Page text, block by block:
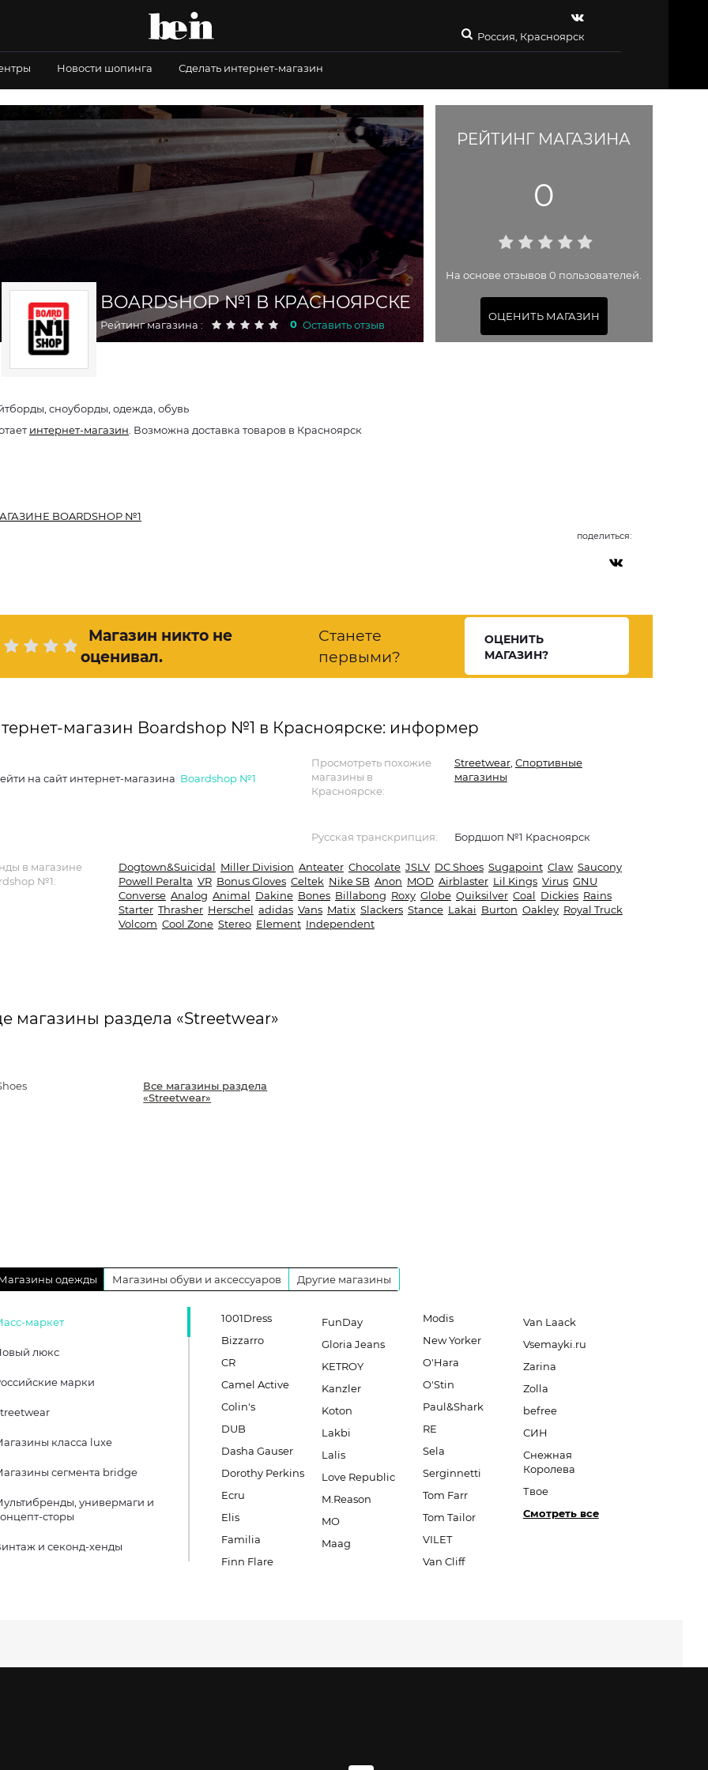
Россия, Красноярск
Новости шопинга Сделать интернет-магазин
BOARDSHOP №1 В КРАСНОЯРСКЕ
Рейтинг магазина : 0 Оставить отзыв
РЕЙТИНГ МАГАЗИНА
0
На основе отзывов 0 пользователей.
ОЦЕНИТЬ МАГАЗИН
сноуборды, одежда, обувь
интернет-магазин . Возможна доставка товаров в Красноярск
BOARDSHOP №1
поделиться:
Магазин никто не
оценивал.
Станете
первыми?
ОЦЕНИТЬ
МАГАЗИН?
магазин Boardshop №1 в Красноярске: информер
на сайт интернет-магазина Boardshop №1
Просмотреть похожие
магазины в
Красноярске:
Streetwear, Спортивные
магазины
Русская транскрипция: Бордшоп №1 Красноярск
в магазине
№1:
Dogtown&Suicidal Miller Division Anteater Chocolate JSLV DC Shoes Sugapoint Claw Saucony
Powell Peralta VR Bonus Gloves Celtek Nike SB Anon MOD Airblaster Lil Kings Virus GNU
Converse Analog Animal Dakine Bones Billabong Roxy Globe Quiksilver Coal Dickies Rains
Starter Thrasher Herschel adidas Vans Matix Slackers Stance Lakai Burton Oakley Royal Truck
Volcom Cool Zone Stereo Element Independent
магазины раздела «Streetwear»
Все магазины раздела
«Streetwear»
одежды Магазины обуви и аксессуаров Другие магазины
маркет
люкс
марки
класса luxe
сегмента bridge
универмаги и
сторы
и секонд-хенды
1001Dress
Bizzarro
CR
Camel Active
Colin's
DUB
Dasha Gauser
Dorothy Perkins
Ecru
Elis
Familia
Finn Flare
FunDay
Gloria Jeans
KETROY
Kanzler
Koton
Lakbi
Lalis
Love Republic
M.Reason
MO
Maag
Modis
New Yorker
O'Hara
O'Stin
Paul&Shark
RE
Sela
Serginnetti
Tom Farr
Tom Tailor
VILET
Van Cliff
Van Laack
Vsemayki.ru
Zarina
Zolla
befree
СИН
Снежная
Королева
Твое
Смотреть все